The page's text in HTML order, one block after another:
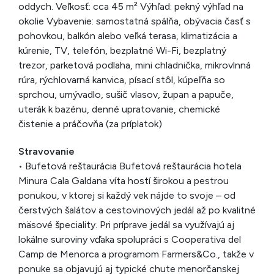
oddych. Veľkosť: cca 45 m² Výhľad: pekný výhľad na
okolie Vybavenie: samostatná spálňa, obývacia časť s
pohovkou, balkón alebo veľká terasa, klimatizácia a
kúrenie, TV, telefón, bezplatné Wi-Fi, bezplatný
trezor, parketová podlaha, mini chladnička, mikrovlnná
rúra, rýchlovarná kanvica, písací stôl, kúpeľňa so
sprchou, umývadlo, sušič vlasov, župan a papuče,
uterák k bazénu, denné upratovanie, chemické
čistenie a práčovňa (za príplatok)
Stravovanie
• Bufetová reštaurácia Bufetová reštaurácia hotela
Minura Cala Galdana víta hostí širokou a pestrou
ponukou, v ktorej si každý vek nájde to svoje – od
čerstvých šalátov a cestovinových jedál až po kvalitné
mäsové špeciality. Pri príprave jedál sa využívajú aj
lokálne suroviny vďaka spolupráci s Cooperativa del
Camp de Menorca a programom Farmers&Co., takže v
ponuke sa objavujú aj typické chute menorčanskej